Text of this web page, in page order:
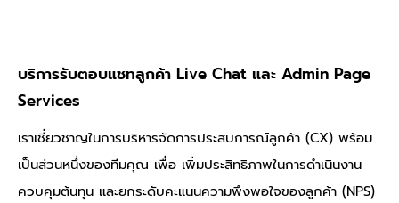
บริการรับตอบแชทลูกค้า Live Chat และ Admin Page
Services
เราเชี่ยวชาญในการบริหารจัดการประสบการณ์ลูกค้า (CX) พร้อม
เป็นส่วนหนึ่งของทีมคุณ เพื่อ เพิ่มประสิทธิภาพในการดำเนินงาน
ควบคุมต้นทุน และยกระดับคะแนนความพึงพอใจของลูกค้า (NPS)